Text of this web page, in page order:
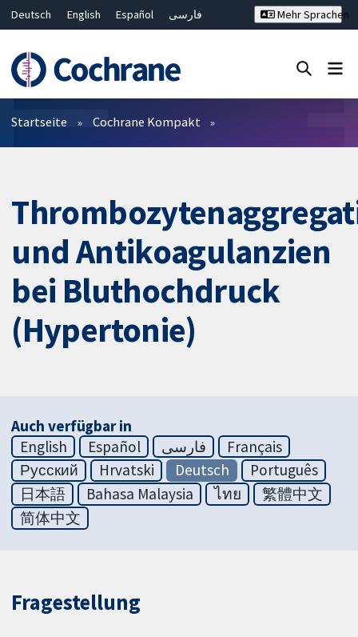
Deutsch English Español
فارسی
Bahasa Malaysia
ไทย
繁體中文
简体中文
Mehr Sprachen
Filter
Startseite Cochrane Kompakt
und Antikoagulanzien
bei Bluthochdruck
(Hypertonie)
Auch verfügbar in
English
Español فارسی
Français
Русский
Hrvatski Deutsch
Português
日本語
Bahasa Malaysia ไทย
繁體中文
简体中文
Fragestellung